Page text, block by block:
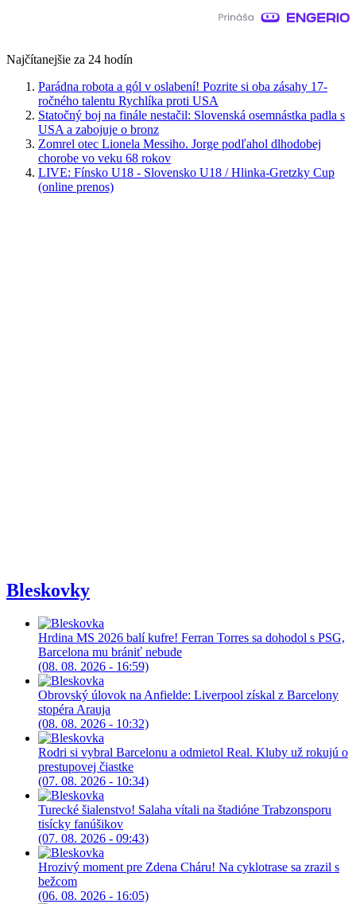
Najčítanejšie za 24 hodín
Parádna robota a gól v oslabení! Pozrite si oba zásahy 17-
ročného talentu Rychlíka proti USA
Statočný boj na finále nestačil: Slovenská osemnástka padla s
USA a zabojuje o bronz
Zomrel otec Lionela Messiho. Jorge podľahol dlhodobej
chorobe vo veku 68 rokov
LIVE: Fínsko U18 - Slovensko U18 / Hlinka-Gretzky Cup
(online prenos)
Bleskovky
Hrdina MS 2026 balí kufre! Ferran Torres sa dohodol s PSG,
Barcelona mu brániť nebude
(08. 08. 2026 - 16:59)
Obrovský úlovok na Anfielde: Liverpool získal z Barcelony
stopéra Arauja
(08. 08. 2026 - 10:32)
Rodri si vybral Barcelonu a odmietol Real. Kluby už rokujú o
prestupovej čiastke
(07. 08. 2026 - 10:34)
Turecké šialenstvo! Salaha vítali na štadióne Trabzonsporu
tisícky fanúšikov
(07. 08. 2026 - 09:43)
Hrozivý moment pre Zdena Cháru! Na cyklotrase sa zrazil s
bežcom
(06. 08. 2026 - 16:05)